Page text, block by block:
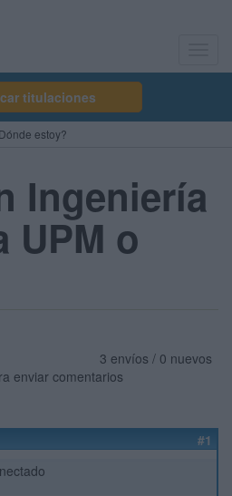
titulaciones
estoy?
Ingeniería
UPM o
3 envíos / 0 nuevos
enviar comentarios
#1